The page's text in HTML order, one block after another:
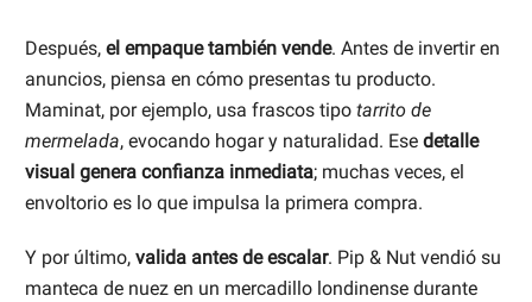
Después, el empaque también vende. Antes de invertir en
anuncios, piensa en cómo presentas tu producto.
Maminat, por ejemplo, usa frascos tipo tarrito de
mermelada, evocando hogar y naturalidad. Ese detalle
visual genera confianza inmediata; muchas veces, el
envoltorio es lo que impulsa la primera compra.
Y por último, valida antes de escalar. Pip & Nut vendió su
manteca de nuez en un mercadillo londinense durante